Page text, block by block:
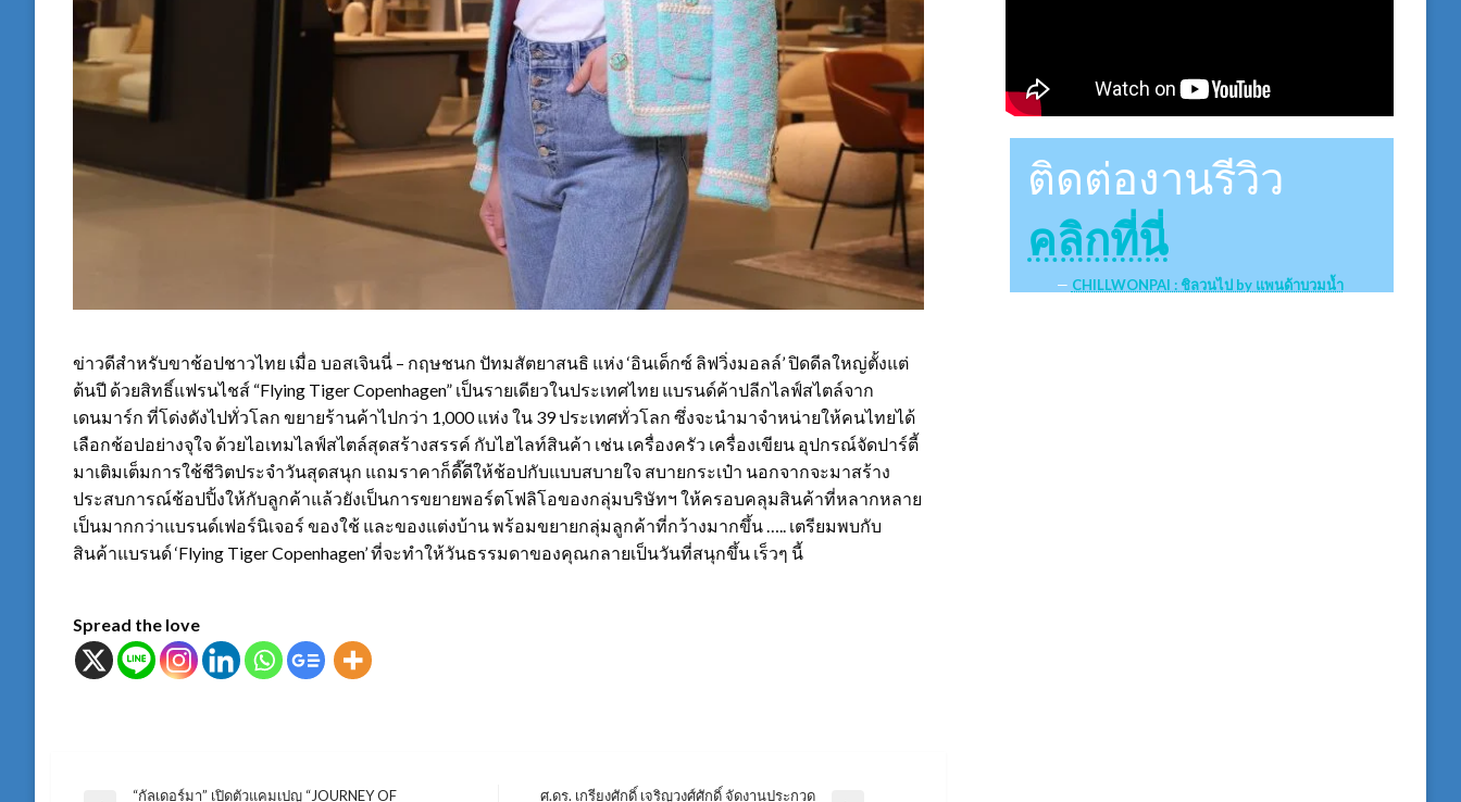
ข่าวดีสำหรับขาช้อปชาวไทย เมื่อ บอสเจินนี่ – กฤษชนก ปัทมสัตยาสนธิ แห่ง ‘อินเด็กซ์ ลิฟวิ่งมอลล์’ ปิดดีลใหญ่ตั้งแต่
ต้นปี ด้วยสิทธิ์แฟรนไชส์ “Flying Tiger Copenhagen” เป็นรายเดียวในประเทศไทย แบรนด์ค้าปลีกไลฟ์สไตล์จาก
เดนมาร์ก ที่โด่งดังไปทั่วโลก ขยายร้านค้าไปกว่า 1,000 แห่ง ใน 39 ประเทศทั่วโลก ซึ่งจะนำมาจำหน่ายให้คนไทยได้
เลือกช้อปอย่างจุใจ ด้วยไอเทมไลฟ์สไตล์สุดสร้างสรรค์ กับไฮไลท์สินค้า เช่น เครื่องครัว เครื่องเขียน อุปกรณ์จัดปาร์ตี้
มาเติมเต็มการใช้ชีวิตประจำวันสุดสนุก แถมราคาก็ดี๊ดีให้ช้อปกับแบบสบายใจ สบายกระเป๋า นอกจากจะมาสร้าง
ประสบการณ์ช้อปปิ้งให้กับลูกค้าแล้วยังเป็นการขยายพอร์ตโฟลิโอของกลุ่มบริษัทฯ ให้ครอบคลุมสินค้าที่หลากหลาย
เป็นมากกว่าแบรนด์เฟอร์นิเจอร์ ของใช้ และของแต่งบ้าน พร้อมขยายกลุ่มลูกค้าที่กว้างมากขึ้น ….. เตรียมพบกับ
สินค้าแบรนด์ ‘Flying Tiger Copenhagen’ ที่จะทำให้วันธรรมดาของคุณกลายเป็นวันที่สนุกขึ้น เร็วๆ นี้
Spread the love
“กัลเดอร์มา” เปิดตัวแคมเปญ “JOURNEY OF
ศ.ดร. เกรียงศักดิ์ เจริญวงศ์ศักดิ์ จัดงานประกวด
ติดต่องานรีวิว
คลิกที่นี่
CHILLWONPAI : ชิลวนไป by แพนด้าบวมน้ำ